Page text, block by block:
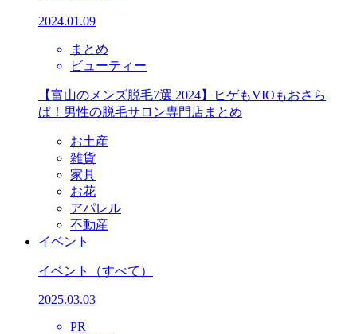
2024.01.09
まとめ
ビューティー
【富山のメンズ脱毛7選 2024】ヒゲもVIOもおさら
ば！男性の脱毛サロン専門店まとめ
お土産
雑貨
家具
お花
アパレル
不動産
イベント
イベント （すべて）
2025.03.03
PR